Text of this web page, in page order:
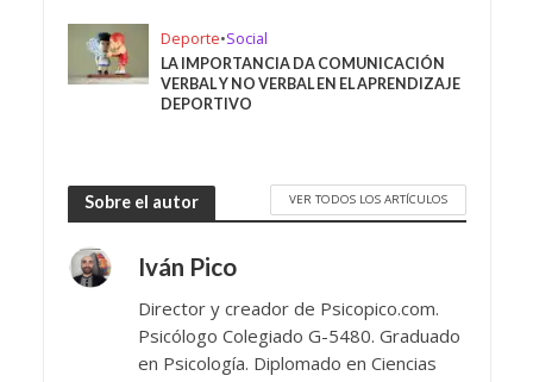
Deporte•Social
LA IMPORTANCIA DA COMUNICACIÓN
VERBAL Y NO VERBAL EN EL APRENDIZAJE
DEPORTIVO
Sobre el autor VER TODOS LOS ARTÍCULOS
Iván Pico
Director y creador de Psicopico.com.
Psicólogo Colegiado G-5480. Graduado
en Psicología. Diplomado en Ciencias